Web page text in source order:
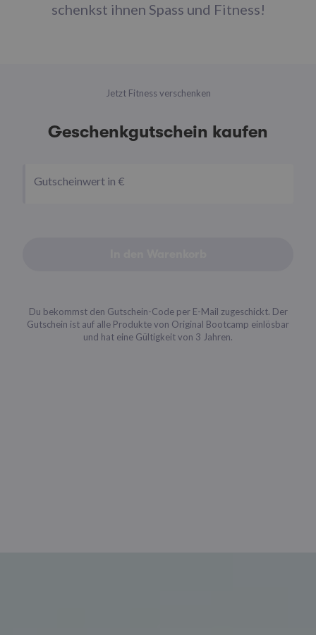
schenkst ihnen Spass und Fitness!
Jetzt Fitness verschenken
Geschenkgutschein kaufen
Gutscheinwert in €
Du bekommst den Gutschein-Code per E-Mail zugeschickt. Der
Gutschein ist auf alle Produkte von Original Bootcamp einlösbar
und hat eine Gültigkeit von 3 Jahren.